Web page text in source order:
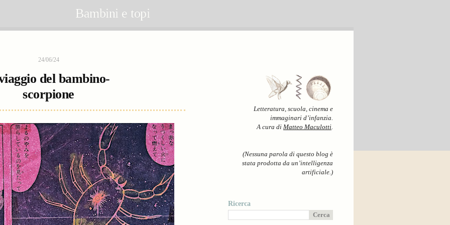
Bambini e topi
24/06/24
del bambino-
scorpione
Letteratura, scuola, cinema e
immaginari d’infanzia.
A cura di Matteo Maculotti.
(Nessuna parola di questo blog è
stata prodotta da un’intelligenza
artificiale.)
Ricerca